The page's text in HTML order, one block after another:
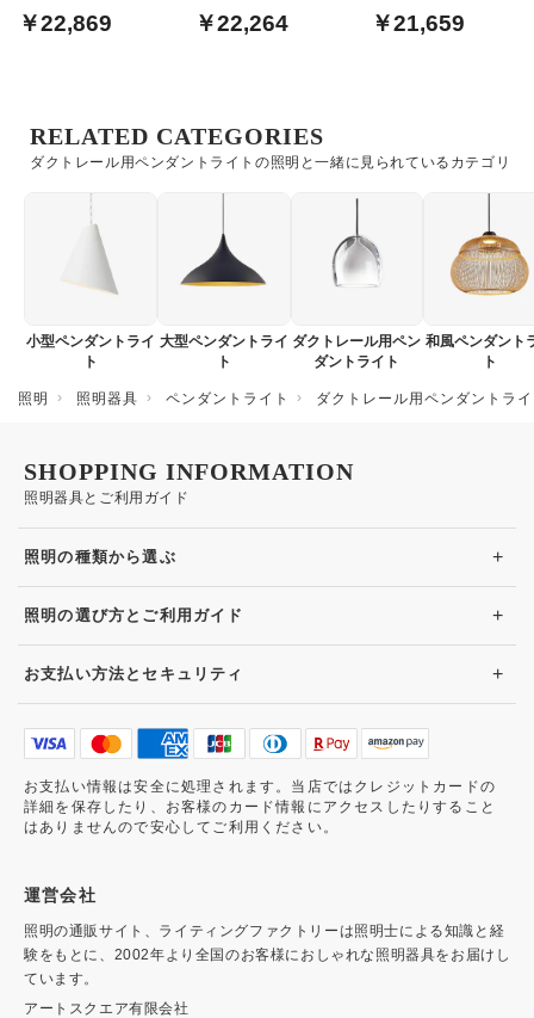
￥22,869 ￥22,264
ル用
￥21,659
ダクトレール用ペンダントライトの照明と一緒に見られているカテゴリ
RELATED CATEGORIES
小型ペンダントライ
ト
大型ペンダントライ
ト
ダクトレール用ペン
ダントライト
和風ペンダント
ト
照明 照明器具 ペンダントライト ダクトレール用ペンダントラ
照明器具とご利用ガイド
SHOPPING INFORMATION
照明の種類から選ぶ +
照明の選び方とご利用ガイド +
お支払い方法とセキュリティ +
お支払い情報は安全に処理されます。当店ではクレジットカードの
詳細を保存したり、お客様のカード情報にアクセスしたりすること
はありませんので安心してご利用ください。
運営会社
照明の通販サイト、ライティングファクトリーは照明士による知識と経
験をもとに、2002年より全国のお客様におしゃれな照明器具をお届けし
ています。
アートスクエア有限会社